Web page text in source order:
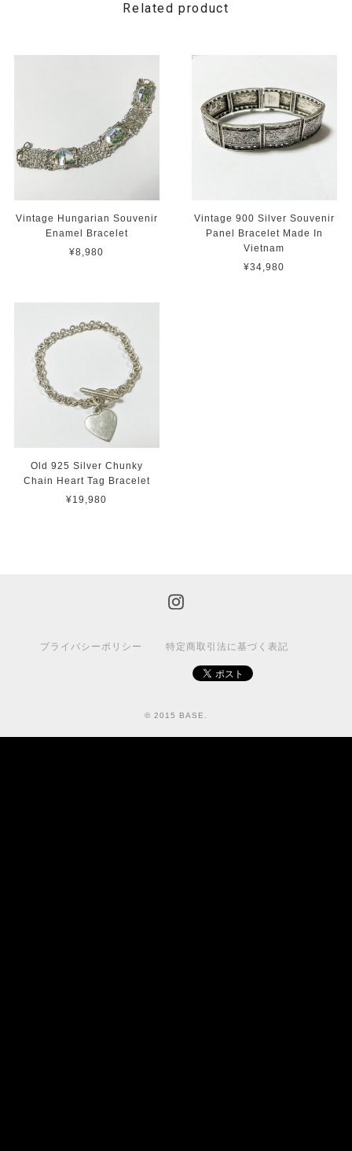
Related product
Vintage Hungarian Souvenir
Enamel Bracelet
¥8,980
Vintage 900 Silver Souvenir
Panel Bracelet Made In
Vietnam
¥34,980
Old 925 Silver Chunky
Chain Heart Tag Bracelet
¥19,980
プライバシーポリシー 特定商取引法に基づく表記
© 2015 BASE.